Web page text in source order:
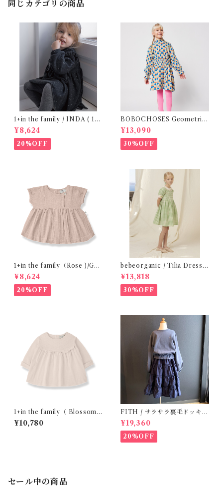
同じカテゴリの商品
1+in the family / INDA ( 12-
48m )
¥8,624
20%OFF
BOBOCHOSES Geometric
Scacs all over dress / 4-8Y
¥13,090
30%OFF
1+in the family（Rose )/GU
ALTA( 24-48m )
¥8,624
20%OFF
bebeorganic / Tilia Dress
Green Gingham (4-8y)
¥13,818
30%OFF
1+in the family（ Blossom
)/FINA( 12・24m )
¥10,780
FITH / サラサラ裏毛ドッキン
グOP ( BL / 140 )
¥19,360
20%OFF
セール中の商品